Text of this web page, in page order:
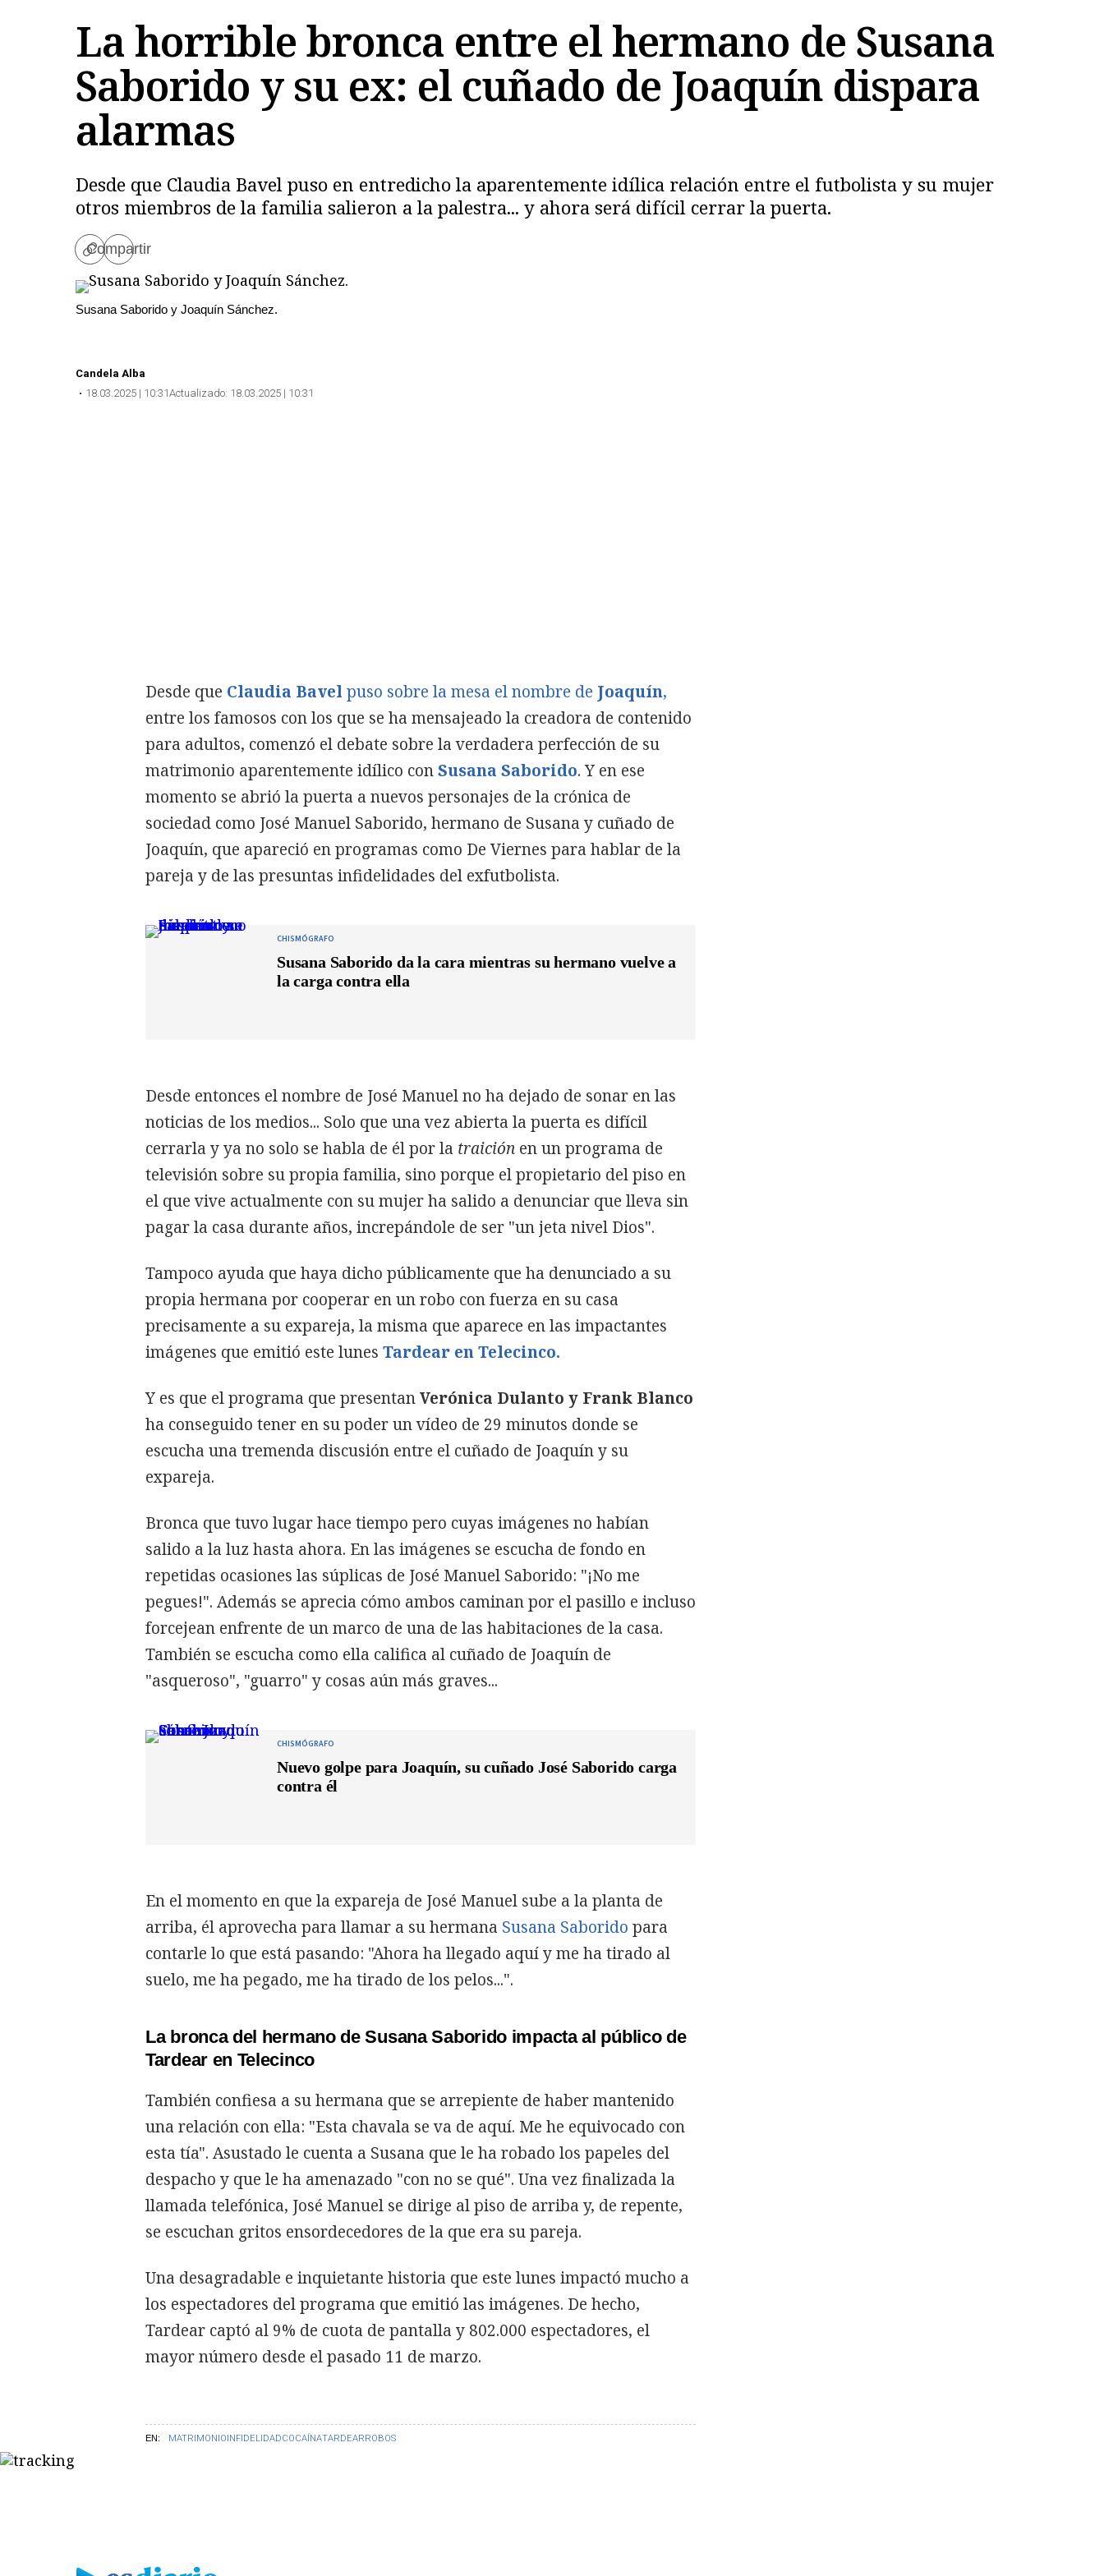
La horrible bronca entre el hermano de Susana
Saborido y su ex: el cuñado de Joaquín dispara
alarmas
Desde que Claudia Bavel puso en entredicho la aparentemente idílica relación entre el futbolista y su mujer
otros miembros de la familia salieron a la palestra... y ahora será difícil cerrar la puerta.
Copiar
enlace
Compartir
Susana Saborido y Joaquín Sánchez.
Candela Alba
18.03.2025 | 10:31Actualizado: 18.03.2025 | 10:31
EN: MATRIMONIOINFIDELIDADCOCAÍNATARDEARROBOS
Desde que Claudia Bavel puso sobre la mesa el nombre de Joaquín,
entre los famosos con los que se ha mensajeado la creadora de contenido
para adultos, comenzó el debate sobre la verdadera perfección de su
matrimonio aparentemente idílico conSusana Saborido. Y en ese
momento se abrió la puerta a nuevos personajes de la crónica de
sociedad como José Manuel Saborido, hermano de Susana y cuñado de
Joaquín, que apareció en programas como De Viernes para hablar de la
pareja y de las presuntas infidelidades del exfutbolista.
CHISMÓGRAFO
Susana Saborido da la cara mientras su hermano vuelve a
la carga contra ella
Desde entonces el nombre de José Manuel no ha dejado de sonar en las
noticias de los medios... Solo que una vez abierta la puerta es difícil
cerrarla y ya no solo se habla de él por la traición en un programa de
televisión sobre su propia familia, sino porque el propietario del piso en
el que vive actualmente con su mujer ha salido a denunciar que lleva sin
pagar la casa durante años, increpándole de ser "un jeta nivel Dios".
Tampoco ayuda que haya dicho públicamente que ha denunciado a su
propia hermana por cooperar en un robo con fuerza en su casa
precisamente a su expareja, la misma que aparece en las impactantes
imágenes que emitió este lunes Tardear en Telecinco.
Y es que el programa que presentanVerónica Dulanto y Frank Blanco
ha conseguido tener en su poder un vídeo de 29 minutos donde se
escucha una tremenda discusión entre el cuñado de Joaquín y su
expareja.
Bronca que tuvo lugar hace tiempo pero cuyas imágenes no habían
salido a la luz hasta ahora. En las imágenes se escucha de fondo en
repetidas ocasiones las súplicas de José Manuel Saborido: "¡No me
pegues!". Además se aprecia cómo ambos caminan por el pasillo e incluso
forcejean enfrente de un marco de una de las habitaciones de la casa.
También se escucha como ella califica al cuñado de Joaquín de
"asqueroso", "guarro" y cosas aún más graves...
CHISMÓGRAFO
Nuevo golpe para Joaquín, su cuñado José Saborido carga
contra él
En el momento en que la expareja de José Manuel sube a la planta de
arriba, él aprovecha para llamar a su hermana Susana Saborido para
contarle lo que está pasando: "Ahora ha llegado aquí y me ha tirado al
suelo, me ha pegado, me ha tirado de los pelos...".
La bronca del hermano de Susana Saborido impacta al público de
Tardear en Telecinco
También confiesa a su hermana que se arrepiente de haber mantenido
una relación con ella: "Esta chavala se va de aquí. Me he equivocado con
esta tía". Asustado le cuenta a Susana que le ha robado los papeles del
despacho y que le ha amenazado "con no se qué". Una vez finalizada la
llamada telefónica, José Manuel se dirige al piso de arriba y, de repente,
se escuchan gritos ensordecedores de la que era su pareja.
Una desagradable e inquietante historia que este lunes impactó mucho a
los espectadores del programa que emitió las imágenes. De hecho,
Tardear captó al 9% de cuota de pantalla y 802.000 espectadores, el
mayor número desde el pasado 11 de marzo.